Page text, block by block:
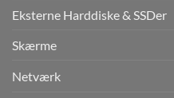
Eksterne Harddiske & SSDer
Skærme
Netværk